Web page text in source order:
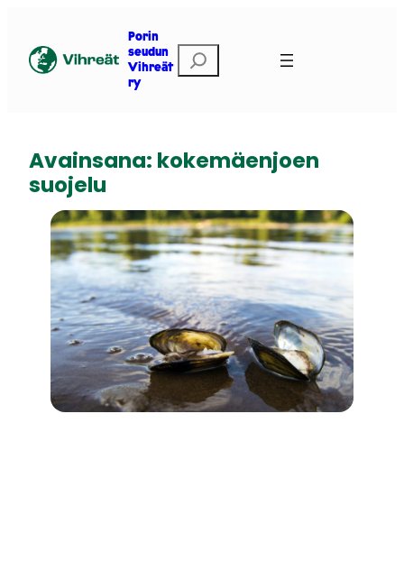
Porin
seudun
Vihreät
ry
t
Avainsana: kokemäenjoen
suojelu